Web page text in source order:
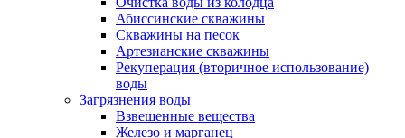
Абиссинские скважины
Скважины на песок
Артезианские скважины
Рекуперация (вторичное использование)
воды
Загрязнения воды
Взвешенные вещества
Железо и марганец